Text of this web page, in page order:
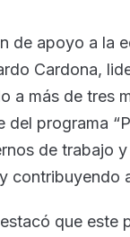
de apoyo a la
Cardona,
a más de tres
del programa
de trabajo
contribuyendo
que